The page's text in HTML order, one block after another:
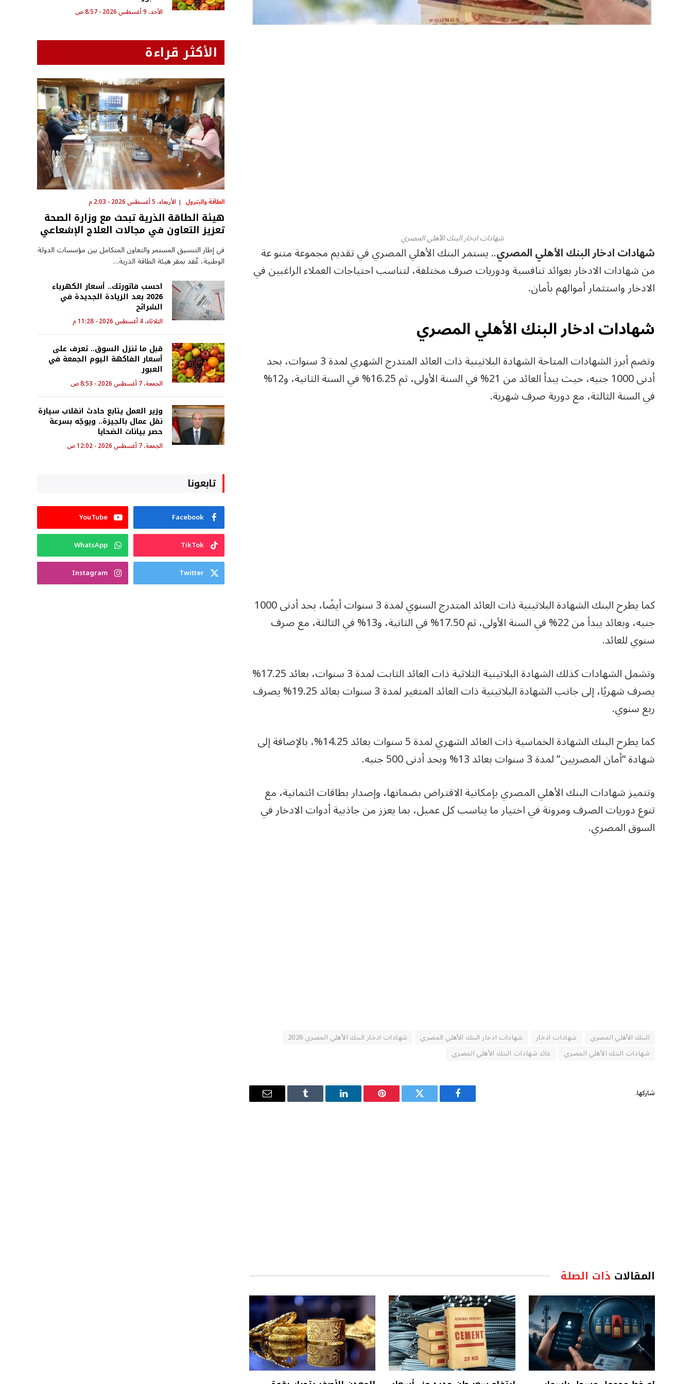
شهادات ادخار البنك الأهلي المصري
شهادات ادخار البنك الأهلي المصري.. يستمر البنك الأهلي المصري في تقديم مجموعة متنو عة
من شهادات الادخار بعوائد تنافسية ودوريات صرف مختلفة، لتناسب احتياجات العملاء الراغبين في
الادخار واستثمار أموالهم بأمان.
شهادات ادخار البنك الأهلي المصري
وتضم أبرز الشهادات المتاحة الشهادة البلاتينية ذات العائد المتدرج الشهري لمدة 3 سنوات، بحد
أدنى 1000 جنيه، حيث يبدأ العائد من 21% في السنة الأولى، ثم 16.25% في السنة الثانية، و12%
في السنة الثالثة، مع دورية صرف شهرية.
كما يطرح البنك الشهادة البلاتينية ذات العائد المتدرج السنوي لمدة 3 سنوات أيضًا، بحد أدنى 1000
جنيه، وبعائد يبدأ من 22% في السنة الأولى، ثم 17.50% في الثانية، و13% في الثالثة، مع صرف
سنوي للعائد.
وتشمل الشهادات كذلك الشهادة البلاتينية الثلاثية ذات العائد الثابت لمدة 3 سنوات، بعائد 17.25%
يصرف شهريًا، إلى جانب الشهادة البلاتينية ذات العائد المتغير لمدة 3 سنوات بعائد 19.25% يصرف
ربع سنوي.
كما يطرح البنك الشهادة الخماسية ذات العائد الشهري لمدة 5 سنوات بعائد 14.25%، بالإضافة إلى
شهادة “أمان المصريين” لمدة 3 سنوات بعائد 13% وبحد أدنى 500 جنيه.
وتتميز شهادات البنك الأهلي المصري بإمكانية الاقتراض بضمانها، وإصدار بطاقات ائتمانية، مع
تنوع دوريات الصرف ومرونة في اختيار ما يناسب كل عميل، بما يعزز من جاذبية أدوات الادخار في
السوق المصري.
البنك الأهلي المصري شهادات ادخار شهادات ادخار البنك الأهلي المصري
شهادات ادخار البنك الأهلي المصري 2026
شهادات البنك الأهلي المصري
عائد شهادات البنك الأهلي المصري
شاركها.
فيسبوك تويتر بينتيريستلينكدإن Tumblr
البريد
المقالات ذات الصلة
الأحد، 9 أغسطس 2026 - 8:57 ص
الأكثر قراءة
الطاقة والبترول الأربعاء، 5 أغسطس 2026 - 2:03 م
هيئة الطاقة الذرية تبحث مع وزارة الصحة
تعزيز التعاون في مجالات العلاج الإشعاعي
في إطار التنسيق المستمر والتعاون المتكامل بين مؤسسات الدولة
الوطنية، عُقد بمقر هيئة الطاقة الذرية…
احسب فاتورتك.. أسعار الكهرباء
2026 بعد الزيادة الجديدة في
الشرائح
الثلاثاء، 4 أغسطس 2026 - 11:28 م
قبل ما تنزل السوق.. تعرف على
أسعار الفاكهة اليوم الجمعة في
العبور
الجمعة، 7 أغسطس 2026 - 8:53 ص
وزير العمل يتابع حادث انقلاب سيارة
نقل عمال بالجيزة.. ويوجّه بسرعة
حصر بيانات الضحايا
الجمعة، 7 أغسطس 2026 - 12:02 ص
تابعونا
Facebook
YouTube
TikTok
WhatsApp
Twitter
Instagram